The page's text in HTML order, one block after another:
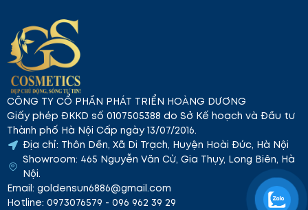
CÔNG TY CỔ PHẦN PHÁT TRIỂN HOÀNG DƯƠNG
Giấy phép ĐKKD số 0107505388 do Sở Kế hoạch và Đầu tư
Thành phố Hà Nội Cấp ngày 13/07/2016.
Địa chỉ: Thôn Dền, Xã Di Trạch, Huyện Hoài Đức, Hà Nội
Showroom: 465 Nguyễn Văn Cừ, Gia Thụy, Long Biên, Hà
Nội.
Email: goldensun6886@gmail.com
Hotline: 0973076579 - 096 962 39 29